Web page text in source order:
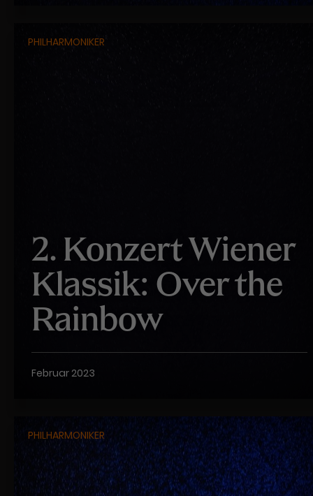
PHILHARMONIKER
2. Konzert Wiener
Klassik: Over the
Rainbow
Februar 2023
PHILHARMONIKER